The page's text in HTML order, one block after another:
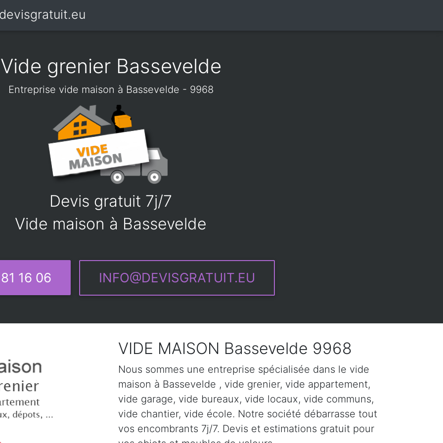
Vide grenier Bassevelde
Entreprise vide maison à Bassevelde - 9968
Devis gratuit 7j/7
Vide maison à Bassevelde
16 06 INFO@DEVISGRATUIT.EU
VIDE MAISON Bassevelde 9968
Nous sommes une entreprise spécialisée dans le vide
maison à Bassevelde , vide grenier, vide appartement,
vide garage, vide bureaux, vide locaux, vide communs,
vide chantier, vide école. Notre société débarrasse tout
vos encombrants 7j/7. Devis et estimations gratuit pour